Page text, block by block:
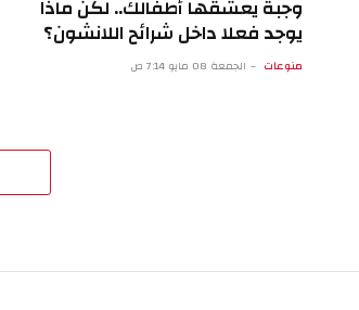
وجبة يعشقها أطفالك.. لكن ماذا
يوجد فعلا داخل شرائح اللانشون؟
منوعات الجمعة 08 مايو 7:14 ص